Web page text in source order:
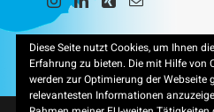
Diese Seite nutzt Cookies, um Ihnen
Erfahrung zu bieten. Die mit Hilfe von
werden zur Optimierung der
relevantesten Informationen